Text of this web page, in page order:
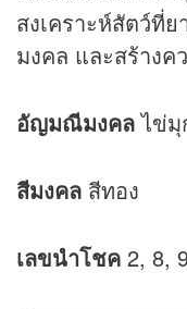
สงเคราะห์สัตว์ที่
มงคล และสร้างค
อัญมณีมงคลไข่มุ
สีมงคล สีทอง
เลขนำโชค 2, 8,